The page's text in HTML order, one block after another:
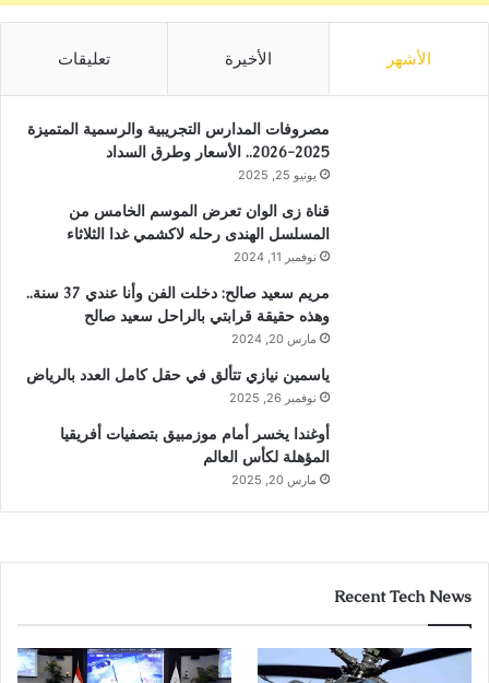
الأشهر الأخيرة تعليقات
مصروفات المدارس التجريبية والرسمية المتميزة
2025-2026.. الأسعار وطرق السداد
يونيو 25, 2025
قناة زى الوان تعرض الموسم الخامس من
المسلسل الهندى رحله لاكشمي غدا الثلاثاء
نوفمبر 11, 2024
مريم سعيد صالح: دخلت الفن وأنا عندي 37 سنة..
وهذه حقيقة قرابتي بالراحل سعيد صالح
مارس 20, 2024
ياسمين نيازي تتألق في حقل كامل العدد بالرياض
نوفمبر 26, 2025
أوغندا يخسر أمام موزمبيق بتصفيات أفريقيا
المؤهلة لكأس العالم
مارس 20, 2025
Recent Tech News